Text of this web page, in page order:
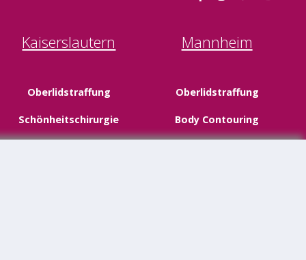
Kaiserslautern
Oberlidstraffung
Schönheitschirurgie
Mannheim
Oberlidstraffung
Body Contouring